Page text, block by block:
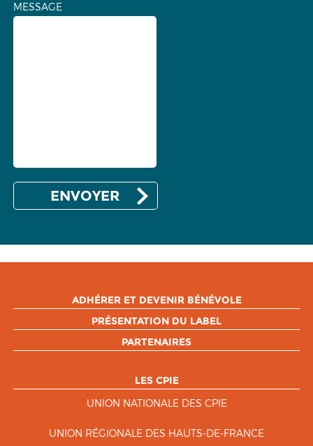
MESSAGE
ADHÉRER ET DEVENIR BÉNÉVOLE
PRÉSENTATION DU LABEL
PARTENAIRES
LES CPIE
UNION NATIONALE DES CPIE
UNION RÉGIONALE DES HAUTS-DE-FRANCE